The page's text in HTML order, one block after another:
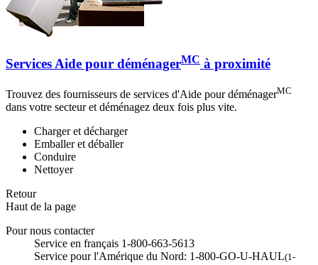
Services Aide pour déménagerMC à proximité
Trouvez des fournisseurs de services d'Aide pour déménagerMC
dans votre secteur et déménagez deux fois plus vite.
Charger et décharger
Emballer et déballer
Conduire
Nettoyer
Retour
Haut de la page
Pour nous contacter
Service en français 1-800-663-5613
Service pour l'Amérique du Nord: 1-800-GO-U-HAUL(1-